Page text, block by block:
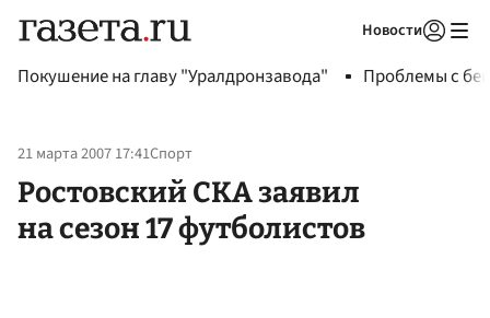
Новости
Покушение на главу "Уралдронзавода" Проблемы с
21 марта 2007 17:41Спорт
Ростовский СКА заявил
на сезон 17 футболистов